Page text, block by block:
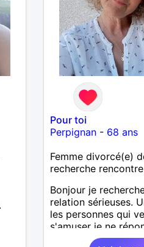
Pour toi
Perpignan - 68 ans
Femme divorcé(e)
recherche
Bonjour je
relation sérieuses.
les personnes qui
s'amuser je ne